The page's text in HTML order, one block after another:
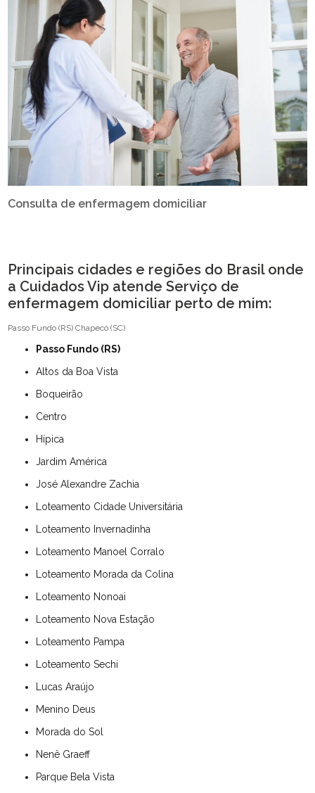
Consulta de enfermagem domiciliar
Principais cidades e regiões do Brasil onde
a Cuidados Vip atende Serviço de
enfermagem domiciliar perto de mim:
Passo Fundo (RS) Chapecó (SC)
Passo Fundo (RS)
Altos da Boa Vista
Boqueirão
Centro
Hípica
Jardim América
José Alexandre Zachia
Loteamento Cidade Universitária
Loteamento Invernadinha
Loteamento Manoel Corralo
Loteamento Morada da Colina
Loteamento Nonoai
Loteamento Nova Estação
Loteamento Pampa
Loteamento Sechi
Lucas Araújo
Menino Deus
Morada do Sol
Nenê Graeff
Parque Bela Vista